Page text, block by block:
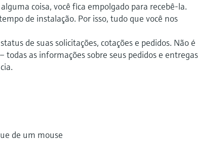
coisa, você fica empolgado para recebê-la.
de instalação. Por isso, tudo que você nos
de suas solicitações, cotações e pedidos. Não é
todas as informações sobre seus pedidos e entregas
de um mouse